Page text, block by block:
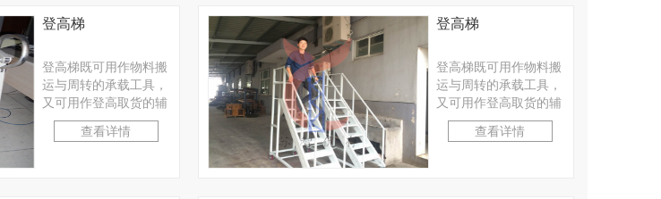
登高梯
登高梯既可用作物料搬
运与周转的承载工具，
又可用作登高取货的辅
助工具。适合工厂、仓
库等轻小型物料的人工
查看详情
登高梯
登高梯既可用作物料搬
运与周转的承载工具，
又可用作登高取货的辅
助工具。适合工厂、仓
库等轻小型物料的人工
查看详情